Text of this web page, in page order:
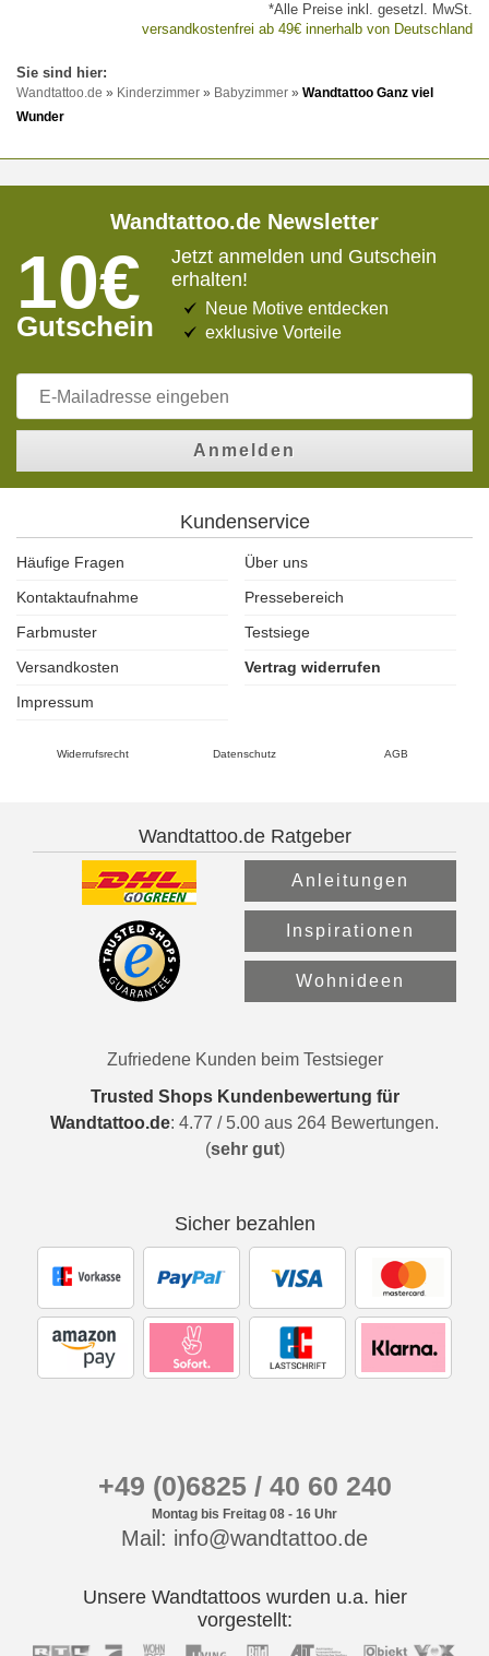
*Alle Preise inkl. gesetzl. MwSt.
versandkostenfrei ab 49€ innerhalb von Deutschland
Wandtattoo.de » Kinderzimmer » Babyzimmer » Wandtattoo Ganz viel
Wunder
Wandtattoo.de Newsletter
10€
Gutschein
Jetzt anmelden und Gutschein
erhalten!
Neue Motive entdecken
exklusive Vorteile
Anmelden
Kundenservice
Häufige Fragen
Über uns
Kontaktaufnahme
Pressebereich
Farbmuster
Testsiege
Versandkosten
Vertrag widerrufen
Impressum
Widerrufsrecht Datenschutz AGB
Wandtattoo.de Ratgeber
Anleitungen
Inspirationen
Wohnideen
Zufriedene Kunden beim Testsieger
Trusted Shops Kundenbewertung für
Wandtattoo.de: 4.77 / 5.00 aus 264 Bewertungen.
(sehr gut)
Sicher bezahlen
+49 (0)6825 / 40 60 240
Montag bis Freitag 08 - 16 Uhr
Mail: info@wandtattoo.de
Unsere Wandtattoos wurden u.a. hier
vorgestellt: